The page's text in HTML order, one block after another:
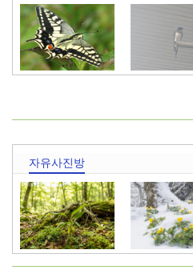
산호랑나비 제비
자유사진방